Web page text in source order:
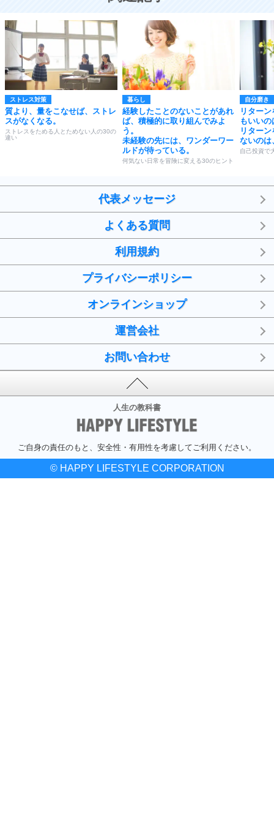
ストレス対策
質より、量をこなせば、ストレ
スがなくなる。
ストレスをためる人とためない人の30の
違い
暮らし
経験したことのないことがあれ
ば、積極的に取り組んでみよ
う。
未経験の先には、ワンダーワー
ルドが待っている。
何気ない日常を冒険に変える30のヒント
自分磨き
リター
もいい
リター
ないのは
自己投資で
代表メッセージ
よくある質問
利用規約
プライバシーポリシー
オンラインショップ
運営会社
お問い合わせ
人生の教科書
ご自身の責任のもと、安全性・有用性を考慮してご利用ください。
© HAPPY LIFESTYLE CORPORATION